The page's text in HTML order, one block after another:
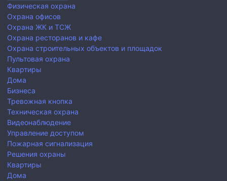
Физическая охрана
Охрана офисов
Охрана ЖК и ТСЖ
Охрана ресторанов и кафе
Охрана строительных объектов и площадок
Пультовая охрана
Квартиры
Дома
Бизнеса
Тревожная кнопка
Техническая охрана
Видеонаблюдение
Управление доступом
Пожарная сигнализация
Решения охраны
Квартиры
Дома